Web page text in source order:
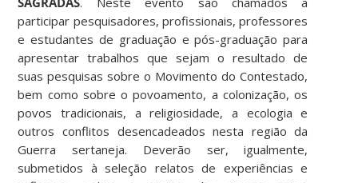
participar pesquisadores, profissionais, professores
e estudantes de graduação e pós-graduação para
apresentar trabalhos que sejam o resultado de
suas pesquisas sobre o Movimento do Contestado,
bem como sobre o povoamento, a colonização, os
povos tradicionais, a religiosidade, a ecologia e
outros conflitos desencadeados nesta região da
Guerra sertaneja. Deverão ser, igualmente,
submetidos à seleção relatos de experiências e